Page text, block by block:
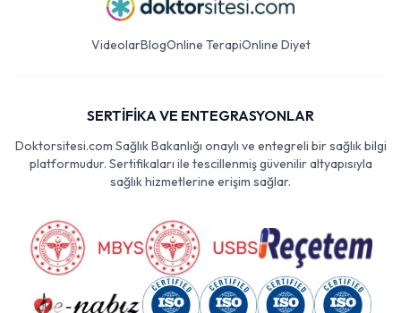
VideolarBlogOnline TerapiOnline Diyet
SERTİFİKA VE ENTEGRASYONLAR
Doktorsitesi.com Sağlık Bakanlığı onaylı ve entegreli bir sağlık bilgi
platformudur. Sertifikaları ile tescillenmiş güvenilir altyapısıyla
sağlık hizmetlerine erişim sağlar.